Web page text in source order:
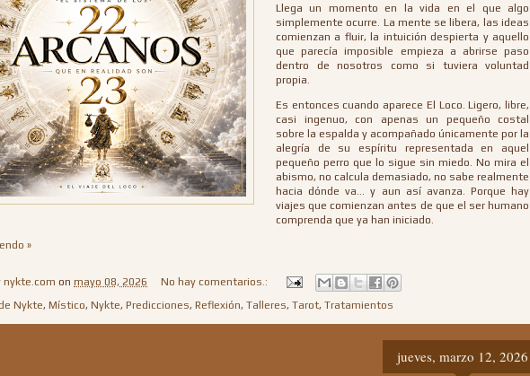
Llega un momento en la vida en el que algo
simplemente ocurre. La mente se libera, las ideas
comienzan a fluir, la intuición despierta y aquello
que parecía imposible empieza a abrirse paso
dentro de nosotros como si tuviera voluntad
propia.
Es entonces cuando aparece El Loco. Ligero, libre,
casi ingenuo, con apenas un pequeño costal
sobre la espalda y acompañado únicamente por la
alegría de su espíritu representada en aquel
pequeño perro que lo sigue sin miedo. No mira el
abismo, no calcula demasiado, no sabe realmente
hacia dónde va… y aun así avanza. Porque hay
viajes que comienzan antes de que el ser humano
comprenda que ya han iniciado.
»
nykte.com on mayo 08, 2026
No hay comentarios.:
Nykte, Místico, Nykte, Predicciones, Reflexión, Talleres, Tarot, Tratamientos
jueves, marzo 12, 2026